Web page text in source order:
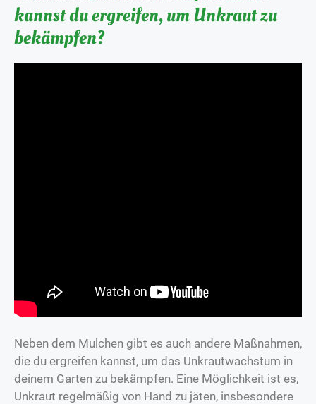
kannst du ergreifen, um Unkraut zu
bekämpfen?
Neben dem Mulchen gibt es auch andere Maßnahmen,
die du ergreifen kannst, um das Unkrautwachstum in
deinem Garten zu bekämpfen. Eine Möglichkeit ist es,
Unkraut regelmäßig von Hand zu jäten, insbesondere